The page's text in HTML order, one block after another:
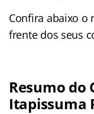
Confira abaixo o
frente dos seus
Resumo do
Itapissuma